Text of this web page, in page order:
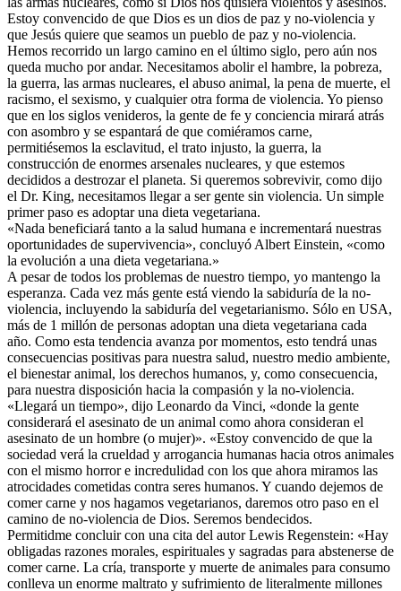
Estoy convencido de que Dios es un dios de paz y no-violencia y
que Jesús quiere que seamos un pueblo de paz y no-violencia.
Hemos recorrido un largo camino en el último siglo, pero aún nos
queda mucho por andar. Necesitamos abolir el hambre, la pobreza,
la guerra, las armas nucleares, el abuso animal, la pena de muerte, el
racismo, el sexismo, y cualquier otra forma de violencia. Yo pienso
que en los siglos venideros, la gente de fe y conciencia mirará atrás
con asombro y se espantará de que comiéramos carne,
permitiésemos la esclavitud, el trato injusto, la guerra, la
construcción de enormes arsenales nucleares, y que estemos
decididos a destrozar el planeta. Si queremos sobrevivir, como dijo
el Dr. King, necesitamos llegar a ser gente sin violencia. Un simple
primer paso es adoptar una dieta vegetariana.
«Nada beneficiará tanto a la salud humana e incrementará nuestras
oportunidades de supervivencia», concluyó Albert Einstein, «como
la evolución a una dieta vegetariana.»
A pesar de todos los problemas de nuestro tiempo, yo mantengo la
esperanza. Cada vez más gente está viendo la sabiduría de la no-
violencia, incluyendo la sabiduría del vegetarianismo. Sólo en USA,
más de 1 millón de personas adoptan una dieta vegetariana cada
año. Como esta tendencia avanza por momentos, esto tendrá unas
consecuencias positivas para nuestra salud, nuestro medio ambiente,
el bienestar animal, los derechos humanos, y, como consecuencia,
para nuestra disposición hacia la compasión y la no-violencia.
«Llegará un tiempo», dijo Leonardo da Vinci, «donde la gente
considerará el asesinato de un animal como ahora consideran el
asesinato de un hombre (o mujer)». «Estoy convencido de que la
sociedad verá la crueldad y arrogancia humanas hacia otros animales
con el mismo horror e incredulidad con los que ahora miramos las
atrocidades cometidas contra seres humanos. Y cuando dejemos de
comer carne y nos hagamos vegetarianos, daremos otro paso en el
camino de no-violencia de Dios. Seremos bendecidos.
Permitidme concluir con una cita del autor Lewis Regenstein: «Hay
obligadas razones morales, espirituales y sagradas para abstenerse de
comer carne. La cría, transporte y muerte de animales para consumo
conlleva un enorme maltrato y sufrimiento de literalmente millones